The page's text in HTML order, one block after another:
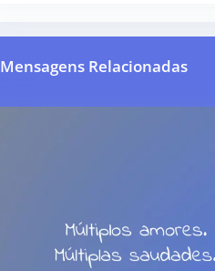
Mensagens Relacionadas